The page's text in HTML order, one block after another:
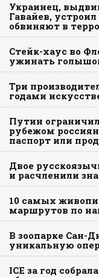
Украинец,
Гавайев,
обвиняют в
Стейк-хаус во
ужинать
Три
годами
Путин
рубежом
паспорт или
Двое
и расчленили
10 самых
маршрутов по
В зоопарке Сан-
уникальную
ICE за год